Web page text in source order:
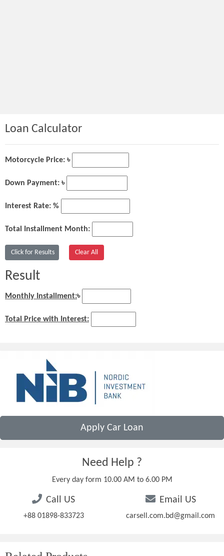
Loan Calculator
Motorcycle Price: ৳
Down Payment: ৳
Interest Rate: %
Total Installment Month:
Result
Monthly Installment:৳
Total Price with Interest:
Apply Car Loan
Need Help ?
Every day form 10.00 AM to 6.00 PM
Call US
+88 01898-833723
Email US
carsell.com.bd@gmail.com